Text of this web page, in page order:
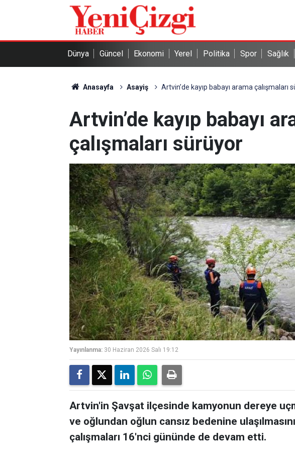
Dünya Güncel Ekonomi Yerel Politika Spor Sağlık
Anasayfa Asayiş Artvin’de kayıp babayı arama çalışmaları
Artvin’de kayıp babayı
çalışmaları sürüyor
Yayınlanma: 30 Haziran 2026 Salı 19:12
Artvin'in Şavşat ilçesinde kamyonun dereye
ve oğlundan oğlun cansız bedenine
çalışmaları 16'nci gününde de devam etti.